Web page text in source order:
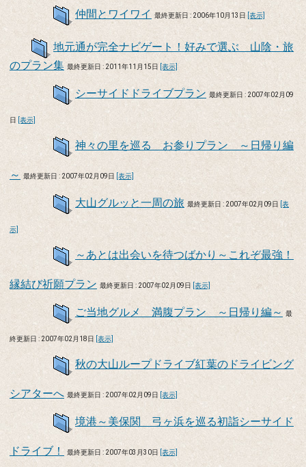
仲間とワイワイ 最終更新日 : 2006年10月13日 [表示]
地元通が完全ナビゲート！好みで選ぶ 山陰・旅
のプラン集 最終更新日 : 2011年11月15日 [表示]
シーサイドドライブプラン 最終更新日 : 2007年02月09
日 [表示]
神々の里を巡る お参りプラン ～日帰り編
～ 最終更新日 : 2007年02月09日 [表示]
大山グルッと一周の旅 最終更新日 : 2007年02月09日 [表
示]
～あとは出会いを待つばかり～これぞ最強！
縁結び祈願プラン 最終更新日 : 2007年02月09日 [表示]
ご当地グルメ 満腹プラン ～日帰り編～ 最
終更新日 : 2007年02月18日 [表示]
秋の大山ループドライブ紅葉のドライビング
シアターへ 最終更新日 : 2007年02月09日 [表示]
境港～美保関 弓ヶ浜を巡る初詣シーサイド
ドライブ！ 最終更新日 : 2007年03月30日 [表示]